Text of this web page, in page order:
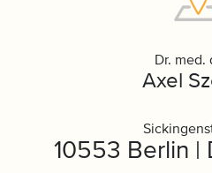
Dr. med.
Axel
10553 Berlin |